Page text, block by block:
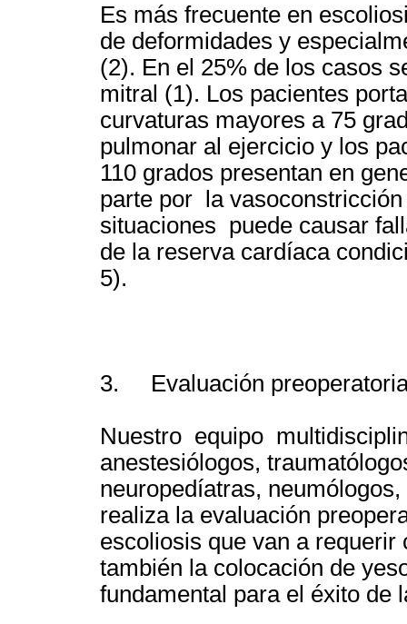
Es más frecuente en
de deformidades y
(2). En el 25% de los casos
mitral (1). Los pacientes
curvaturas mayores a 75
pulmonar al ejercicio y los
110 grados presentan en
parte por la
situaciones puede causar
de la reserva cardíaca
5).
3. Evaluación
Nuestro equipo
anestesiólogos,
neuropedíatras,
realiza la evaluación
escoliosis que van a
también la colocación de
fundamental para el éxito de